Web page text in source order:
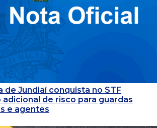
de Jundiaí conquista no STF
de risco para guardas
e agentes